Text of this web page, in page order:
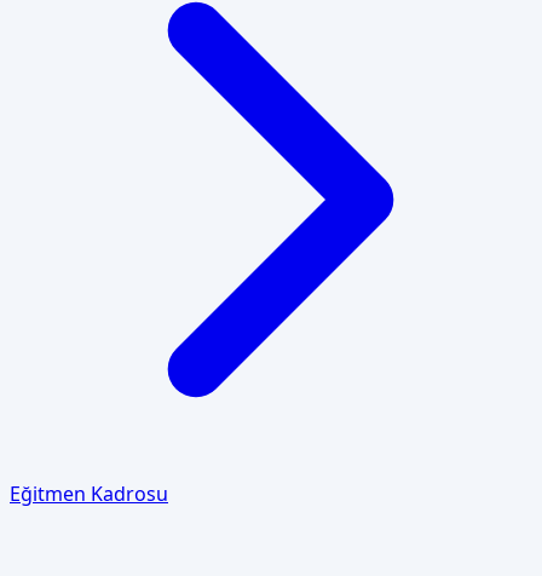
Eğitmen Kadrosu